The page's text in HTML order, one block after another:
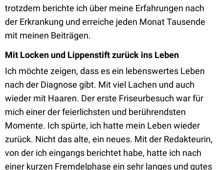
trotzdem berichte ich über meine Erfahrungen nach
der Erkrankung und erreiche jeden Monat Tausende
mit meinen Beiträgen.
Mit Locken und Lippenstift zurück ins Leben
Ich möchte zeigen, dass es ein lebenswertes Leben
nach der Diagnose gibt. Mit viel Lachen und auch
wieder mit Haaren. Der erste Friseurbesuch war für
mich einer der feierlichsten und berührendsten
Momente. Ich spürte, ich hatte mein Leben wieder
zurück. Nicht das alte, ein neues. Mit der Redakteurin,
von der ich eingangs berichtet habe, hatte ich nach
einer kurzen Fremdelphase ein sehr langes und gutes